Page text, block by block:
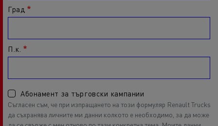
Град
П.к.
Абонамент за търговски кампании
Съгласен съм, че при изпращането на този формуляр Renault Trucks
да съхранява личните ми данни колкото е необходимо, за да може